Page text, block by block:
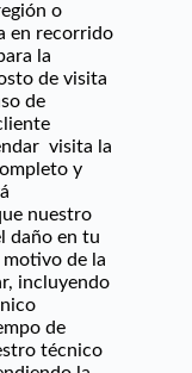
o
en recorrido
la
de visita
de
visita la
y
nuestro
daño en tu
motivo de la
incluyendo
de
técnico